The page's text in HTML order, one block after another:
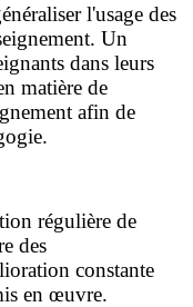
l'usage des
Un
dans leurs
matière de
afin de
régulière de
des
constante
en œuvre.